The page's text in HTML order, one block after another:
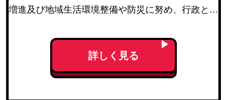
増進及び地域生活環境整備や防災に努め、行政との
行うことを目的に活動しています。
詳しく見る